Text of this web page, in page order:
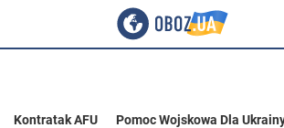
Kontratak AFU Pomoc Wojskowa Dla